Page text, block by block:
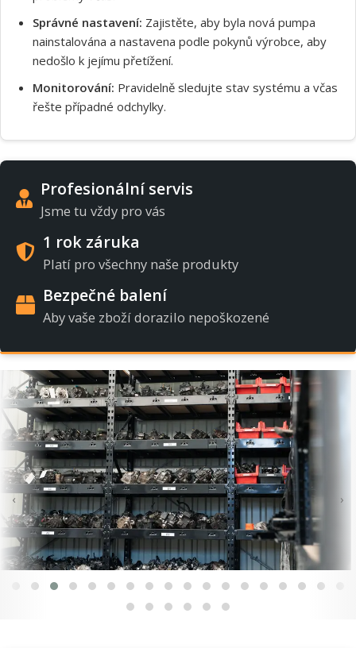
Správné nastavení: Zajistěte, aby byla nová pumpa
nainstalována a nastavena podle pokynů výrobce, aby
nedošlo k jejímu přetížení.
Monitorování: Pravidelně sledujte stav systému a včas
řešte případné odchylky.
Profesionální servis
Jsme tu vždy pro vás
1 rok záruka
Platí pro všechny naše produkty
Bezpečné balení
Aby vaše zboží dorazilo nepoškozené
‹ ›